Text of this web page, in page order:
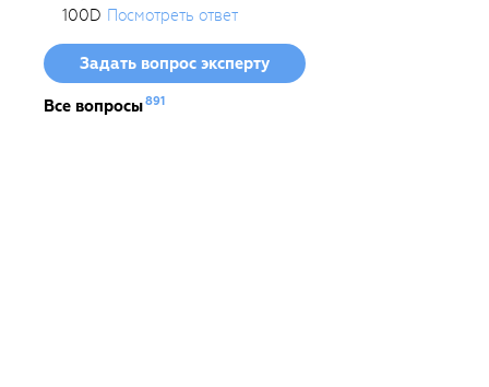
100D Посмотреть ответ
Задать вопрос эксперту
Все вопросы891